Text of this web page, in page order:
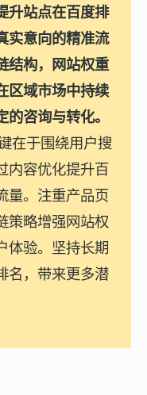
升站点在百度排
实意向的精准流
结构，网站权重
区域市场中持续
咨询与转化。
在于围绕用户搜
内容优化提升百
量。注重产品页
策略增强网站权
体验。坚持长期
名，带来更多潜